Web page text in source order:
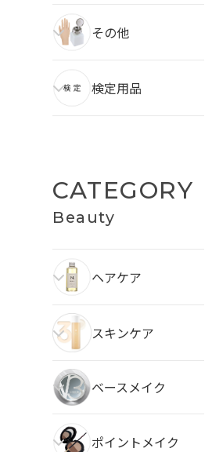
その他
検定用品
CATEGORY
Beauty
ヘアケア
スキンケア
ベースメイク
ポイントメイク